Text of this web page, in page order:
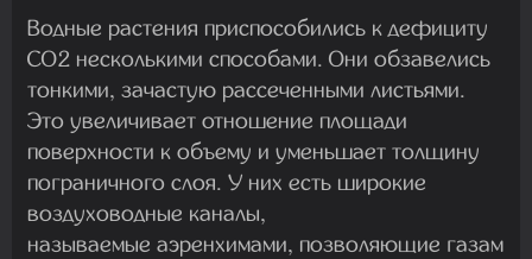
Водные растения приспособились к дефициту
CO2 несколькими способами. Они обзавелись
тонкими, зачастую рассеченными листьями.
Это увеличивает отношение площади
поверхности к объему и уменьшает толщину
пограничного слоя. У них есть широкие
воздуховодные каналы,
называемые аэренхимами, позволяющие газам